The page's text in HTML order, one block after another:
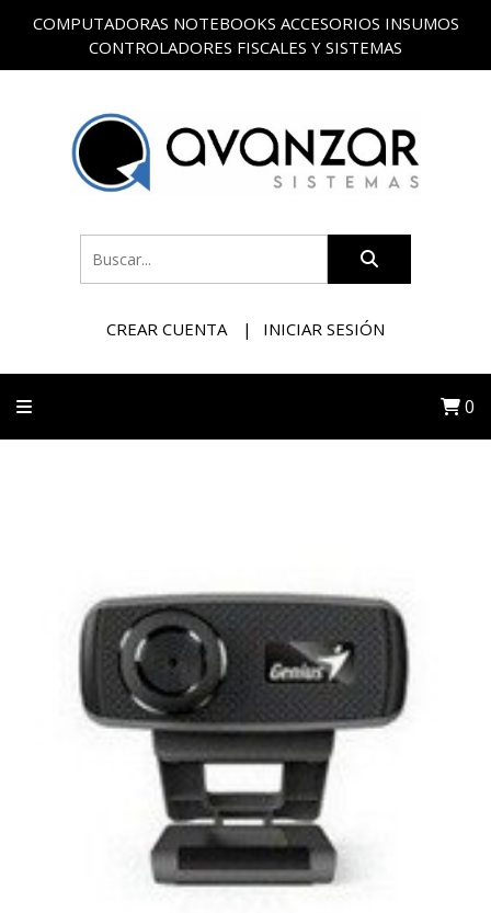
COMPUTADORAS NOTEBOOKS ACCESORIOS INSUMOS
CONTROLADORES FISCALES Y SISTEMAS
CREAR CUENTA INICIAR SESIÓN
0